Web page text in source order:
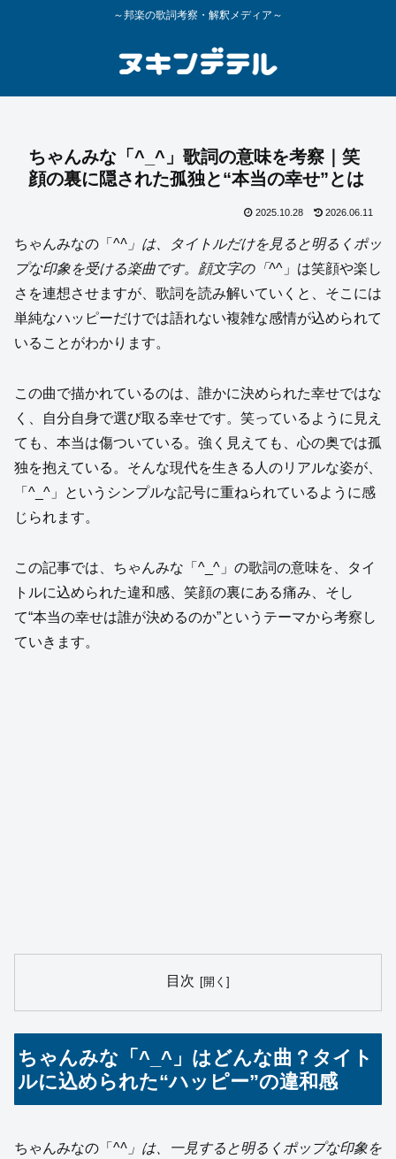
～邦楽の歌詞考察・解釈メディア～
ちゃんみな「^_^」歌詞の意味を考察｜笑
顔の裏に隠された孤独と“本当の幸せ”とは
2025.10.28 2026.06.11
ちゃんみなの「^^」は、タイトルだけを見ると明るくポッ
プな印象を受ける楽曲です。顔文字の「^^」は笑顔や楽し
さを連想させますが、歌詞を読み解いていくと、そこには
単純なハッピーだけでは語れない複雑な感情が込められて
いることがわかります。
この曲で描かれているのは、誰かに決められた幸せではな
く、自分自身で選び取る幸せです。笑っているように見え
ても、本当は傷ついている。強く見えても、心の奥では孤
独を抱えている。そんな現代を生きる人のリアルな姿が、
「^_^」というシンプルな記号に重ねられているように感
じられます。
この記事では、ちゃんみな「^_^」の歌詞の意味を、タイ
トルに込められた違和感、笑顔の裏にある痛み、そし
て“本当の幸せは誰が決めるのか”というテーマから考察し
ていきます。
目次
ちゃんみな「^_^」はどんな曲？タイト
ルに込められた“ハッピー”の違和感
ちゃんみなの「^^」は、一見すると明るくポップな印象を